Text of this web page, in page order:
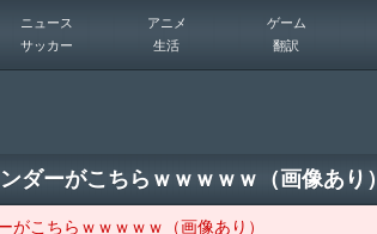
ニュース アニメ ゲーム
サッカー 生活 翻訳
ダーがこちらｗｗｗｗｗ（画像あり）
こちらｗｗｗｗｗ（画像あり）